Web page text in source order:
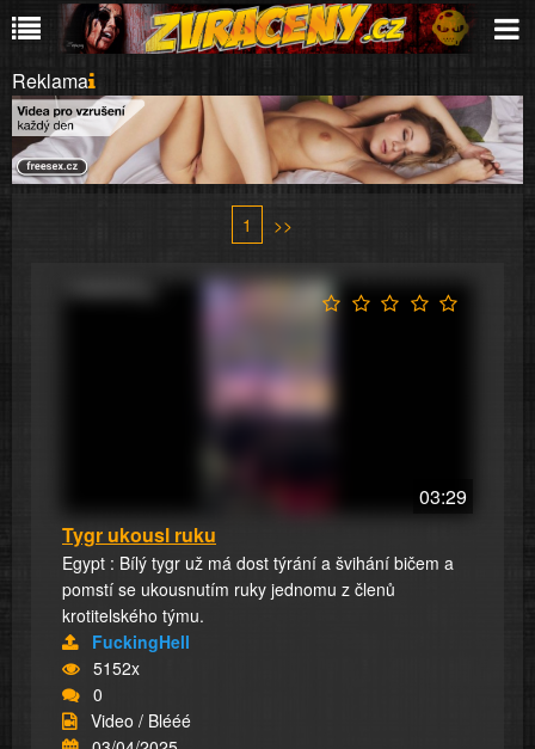
Reklama
1 >>
03:29
Tygr ukousl ruku
Egypt : Bílý tygr už má dost týrání a švihání bičem a
pomstí se ukousnutím ruky jednomu z členů
krotitelského týmu.
FuckingHell
5152x
0
Video / Blééé